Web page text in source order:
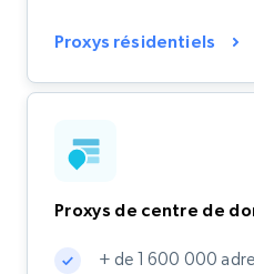
Proxys résidentiels
Proxys de centre de
+ de 1 600 000